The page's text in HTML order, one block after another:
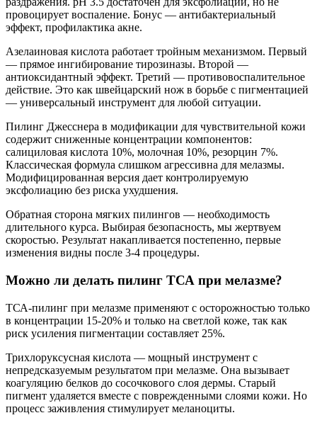
провоцирует воспаление. Бонус — антибактериальный
эффект, профилактика акне.
Азелаиновая кислота работает тройным механизмом. Первый
— прямое ингибирование тирозиназы. Второй —
антиоксидантный эффект. Третий — противовоспалительное
действие. Это как швейцарский нож в борьбе с пигментацией
— универсальный инструмент для любой ситуации.
Пилинг Джесснера в модификации для чувствительной кожи
содержит сниженные концентрации компонентов:
салициловая кислота 10%, молочная 10%, резорцин 7%.
Классическая формула слишком агрессивна для мелазмы.
Модифицированная версия дает контролируемую
эксфолиацию без риска ухудшения.
Обратная сторона мягких пилингов — необходимость
длительного курса. Выбирая безопасность, мы жертвуем
скоростью. Результат накапливается постепенно, первые
изменения видны после 3-4 процедуры.
Можно ли делать пилинг ТСА при мелазме?
ТСА-пилинг при мелазме применяют с осторожностью только
в концентрации 15-20% и только на светлой коже, так как
риск усиления пигментации составляет 25%.
Трихлоруксусная кислота — мощный инструмент с
непредсказуемым результатом при мелазме. Она вызывает
коагуляцию белков до сосочкового слоя дермы. Старый
пигмент удаляется вместе с поврежденными слоями кожи. Но
процесс заживления стимулирует меланоциты.